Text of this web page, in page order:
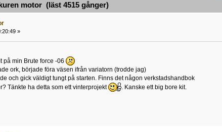
motor (läst 4515 gånger)
»
på min Brute force -06
ork, började föra väsen ifrån variatorn (trodde jag)
och gick väldigt tungt på starten. Finns det någon verkstadshandbok
Tänkte ha detta som ett vinterprojekt
. Kanske ett big bore kit.